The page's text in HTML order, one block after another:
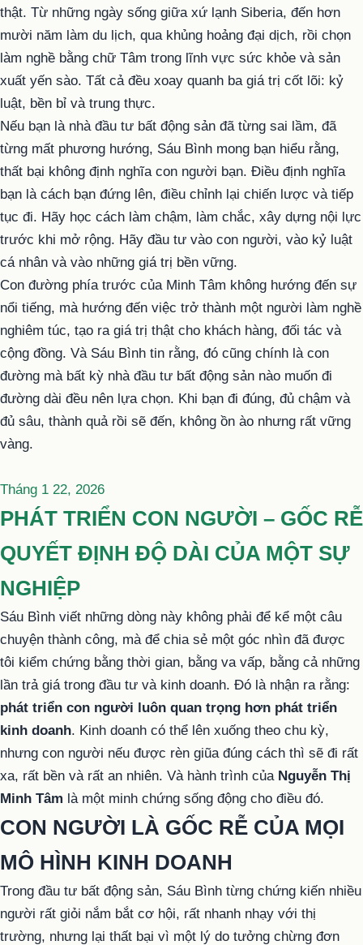
thật. Từ những ngày sống giữa xứ lạnh Siberia, đến hơn
mười năm làm du lịch, qua khủng hoảng đại dịch, rồi chọn
làm nghề bằng chữ Tâm trong lĩnh vực sức khỏe và sản
xuất yến sào. Tất cả đều xoay quanh ba giá trị cốt lõi: kỷ
luật, bền bỉ và trung thực.
Nếu bạn là nhà đầu tư bất động sản đã từng sai lầm, đã
từng mất phương hướng, Sáu Bình mong bạn hiểu rằng,
thất bại không định nghĩa con người bạn. Điều định nghĩa
bạn là cách bạn đứng lên, điều chỉnh lại chiến lược và tiếp
tục đi. Hãy học cách làm chậm, làm chắc, xây dựng nội lực
trước khi mở rộng. Hãy đầu tư vào con người, vào kỷ luật
cá nhân và vào những giá trị bền vững.
Con đường phía trước của Minh Tâm không hướng đến sự
nổi tiếng, mà hướng đến việc trở thành một người làm nghề
nghiêm túc, tạo ra giá trị thật cho khách hàng, đối tác và
cộng đồng. Và Sáu Bình tin rằng, đó cũng chính là con
đường mà bất kỳ nhà đầu tư bất động sản nào muốn đi
đường dài đều nên lựa chọn. Khi bạn đi đúng, đủ chậm và
đủ sâu, thành quả rồi sẽ đến, không ồn ào nhưng rất vững
vàng.
Đăng
trong
Tháng 1 22, 2026
PHÁT TRIỂN CON NGƯỜI – GỐC RỄ
QUYẾT ĐỊNH ĐỘ DÀI CỦA MỘT SỰ
NGHIỆP
Sáu Bình viết những dòng này không phải để kể một câu
chuyện thành công, mà để chia sẻ một góc nhìn đã được
tôi kiểm chứng bằng thời gian, bằng va vấp, bằng cả những
lần trả giá trong đầu tư và kinh doanh. Đó là nhận ra rằng:
phát triển con người luôn quan trọng hơn phát triển
kinh doanh. Kinh doanh có thể lên xuống theo chu kỳ,
nhưng con người nếu được rèn giũa đúng cách thì sẽ đi rất
xa, rất bền và rất an nhiên. Và hành trình của Nguyễn Thị
Minh Tâm là một minh chứng sống động cho điều đó.
CON NGƯỜI LÀ GỐC RỄ CỦA MỌI
MÔ HÌNH KINH DOANH
Trong đầu tư bất động sản, Sáu Bình từng chứng kiến nhiều
người rất giỏi nắm bắt cơ hội, rất nhanh nhạy với thị
trường, nhưng lại thất bại vì một lý do tưởng chừng đơn